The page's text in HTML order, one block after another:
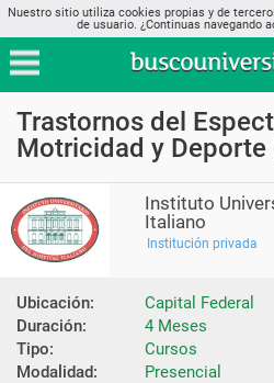
Nuestro sitio utiliza cookies propias y de
de usuario. ¿Continuas navegando
Trastornos del
Motricidad y Deporte
Instituto
Italiano
Institución privada
Ubicación:
Capital Federal
Duración:
4 Meses
Tipo:
Cursos
Modalidad:
Presencial